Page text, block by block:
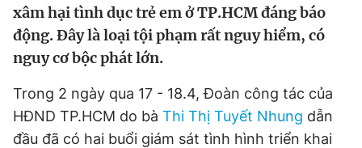
Sản phẩm khác
Thông tin tòa soạn Liên hệ quảng cáo
xâm hại tình dục trẻ em ở TP.HCM đáng báo
động. Đây là loại tội phạm rất nguy hiểm, có
nguy cơ bộc phát lớn.
Trong 2 ngày qua 17 - 18.4, Đoàn công tác của
HĐND TP.HCM do bà Thi Thị Tuyết Nhung dẫn
đầu đã có hai buổi giám sát tình hình triển khai